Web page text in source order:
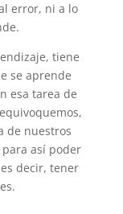
error, ni a lo
tiene
se aprende
esa tarea de
de nuestros
así poder
decir, tener